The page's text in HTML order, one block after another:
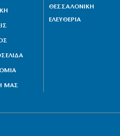
ΜΑΣ
ΘΕΣΣΑΛΟΝΙΚΗ
ΕΛΕΥΘΕΡΙΑ